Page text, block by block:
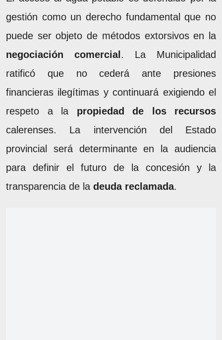
gestión como un derecho fundamental que no
puede ser objeto de métodos extorsivos en la
negociación comercial . La Municipalidad
ratificó que no cederá ante presiones
financieras ilegítimas y continuará exigiendo el
respeto a la propiedad de los recursos
calerenses. La intervención del Estado
provincial será determinante en la audiencia
para definir el futuro de la concesión y la
transparencia de la deuda reclamada.